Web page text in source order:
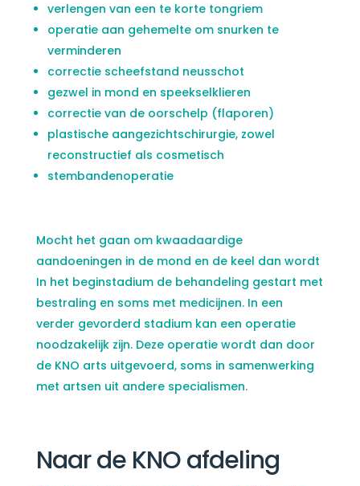
verlengen van een te korte tongriem
operatie aan gehemelte om snurken te
verminderen
correctie scheefstand neusschot
gezwel in mond en speekselklieren
correctie van de oorschelp (flaporen)
plastische aangezichtschirurgie, zowel
reconstructief als cosmetisch
stembandenoperatie
Mocht het gaan om kwaadaardige
aandoeningen in de mond en de keel dan wordt
In het beginstadium de behandeling gestart met
bestraling en soms met medicijnen. In een
verder gevorderd stadium kan een operatie
noodzakelijk zijn. Deze operatie wordt dan door
de KNO arts uitgevoerd, soms in samenwerking
met artsen uit andere specialismen.
Naar de KNO afdeling